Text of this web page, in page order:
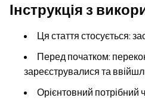
Інструкція з
Ця стаття стосується:
Перед початком:
зареєструвалися та
Орієнтовний потрібний